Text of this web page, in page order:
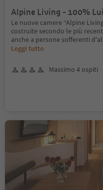
Alpine Living - 100%
Le nuove camere “Alpine
costruite secondo le più
anche a persone sofferenti
Leggi tutto
Massimo 4 ospiti